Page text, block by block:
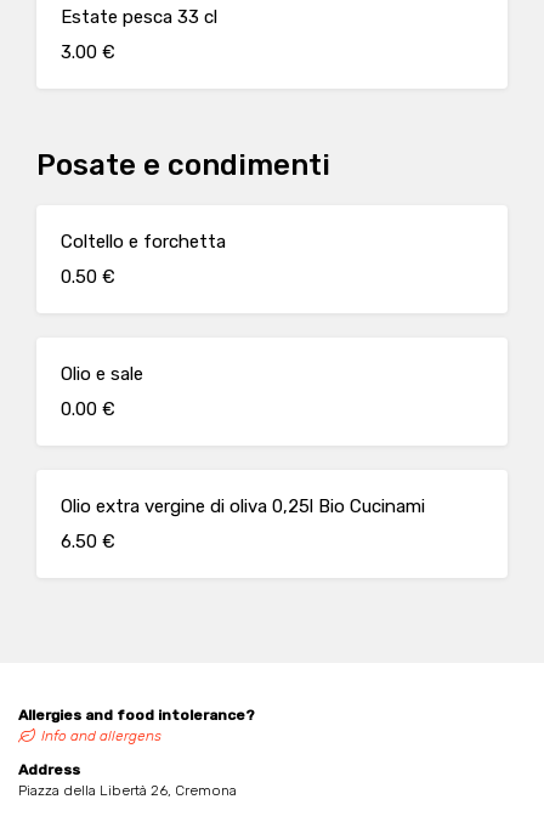
Estate pesca 33 cl
3.00 €
Posate e condimenti
Coltello e forchetta
0.50 €
Olio e sale
0.00 €
Olio extra vergine di oliva 0,25l Bio Cucinami
6.50 €
Allergies and food intolerance?
Info and allergens
Address
Piazza della Libertà 26, Cremona